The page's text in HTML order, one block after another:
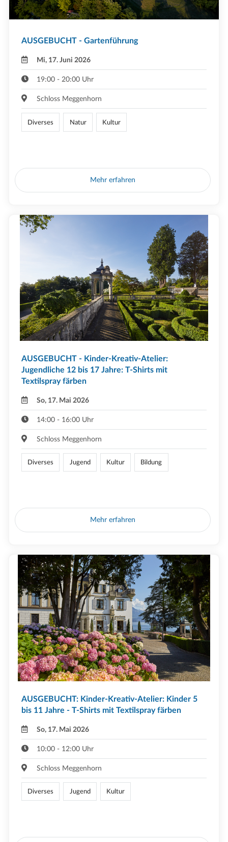
AUSGEBUCHT - Gartenführung
Mi, 17. Juni 2026
19:00 - 20:00 Uhr
Schloss Meggenhorn
Diverses Natur Kultur
Mehr erfahren
AUSGEBUCHT - Kinder-Kreativ-Atelier:
Jugendliche 12 bis 17 Jahre: T-Shirts mit
Textilspray färben
So, 17. Mai 2026
14:00 - 16:00 Uhr
Schloss Meggenhorn
Diverses Jugend Kultur Bildung
Mehr erfahren
AUSGEBUCHT: Kinder-Kreativ-Atelier: Kinder 5
bis 11 Jahre - T-Shirts mit Textilspray färben
So, 17. Mai 2026
10:00 - 12:00 Uhr
Schloss Meggenhorn
Diverses Jugend Kultur